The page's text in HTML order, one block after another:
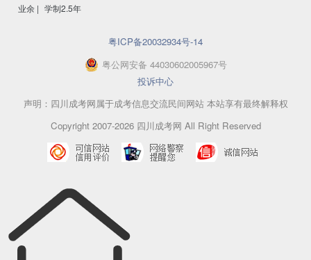
业余 | 学制2.5年
粤ICP备20032934号-14
粤公网安备 44030602005967号
投诉中心
声明：四川成考网属于成考信息交流民间网站 本站享有最终解释权
Copyright 2007-2026 四川成考网 All Right Reserved